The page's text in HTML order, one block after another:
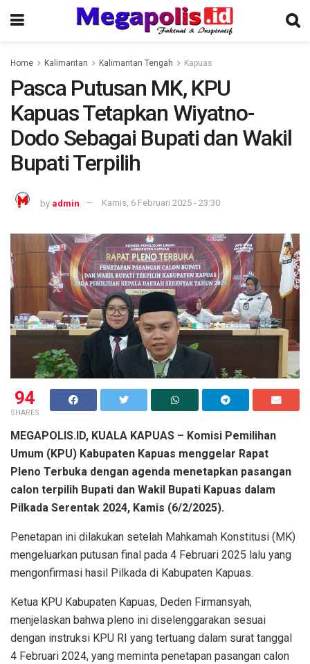
Home Kalimantan Kalimantan Tengah Kapuas
Pasca Putusan MK, KPU
Kapuas Tetapkan Wiyatno-
Dodo Sebagai Bupati dan Wakil
Bupati Terpilih
by admin Kamis, 6 Februari 2025 - 23:30
94
SHARES
MEGAPOLIS.ID, KUALA KAPUAS – Komisi Pemilihan
Umum (KPU) Kabupaten Kapuas menggelar Rapat
Pleno Terbuka dengan agenda menetapkan pasangan
calon terpilih Bupati dan Wakil Bupati Kapuas dalam
Pilkada Serentak 2024, Kamis (6/2/2025).
Penetapan ini dilakukan setelah Mahkamah Konstitusi (MK)
mengeluarkan putusan final pada 4 Februari 2025 lalu yang
mengonfirmasi hasil Pilkada di Kabupaten Kapuas.
Ketua KPU Kabupaten Kapuas, Deden Firmansyah,
menjelaskan bahwa pleno ini diselenggarakan sesuai
dengan instruksi KPU RI yang tertuang dalam surat tanggal
4 Februari 2024, yang meminta penetapan pasangan calon